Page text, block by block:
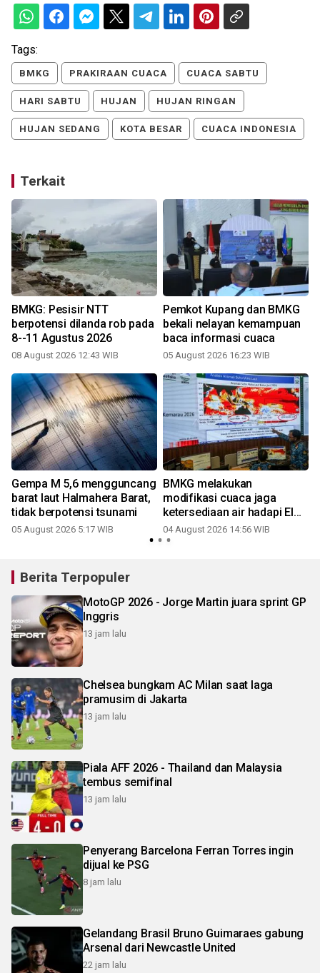
Tags:
BMKG PRAKIRAAN CUACA CUACA SABTU
HARI SABTU HUJAN HUJAN RINGAN
HUJAN SEDANG KOTA BESAR CUACA INDONESIA
Terkait
BMKG: Pesisir NTT
berpotensi dilanda rob pada
8--11 Agustus 2026
08 August 2026 12:43 WIB
Pemkot Kupang dan BMKG
bekali nelayan kemampuan
baca informasi cuaca
05 August 2026 16:23 WIB
Gempa M 5,6 mengguncang
barat laut Halmahera Barat,
tidak berpotensi tsunami
05 August 2026 5:17 WIB
BMKG melakukan
modifikasi cuaca jaga
ketersediaan air hadapi El
Nino
04 August 2026 14:56 WIB
Berita Terpopuler
MotoGP 2026 - Jorge Martin juara sprint GP
Inggris
13 jam lalu
Chelsea bungkam AC Milan saat laga
pramusim di Jakarta
13 jam lalu
Piala AFF 2026 - Thailand dan Malaysia
tembus semifinal
13 jam lalu
Penyerang Barcelona Ferran Torres ingin
dijual ke PSG
8 jam lalu
Gelandang Brasil Bruno Guimaraes gabung
Arsenal dari Newcastle United
22 jam lalu